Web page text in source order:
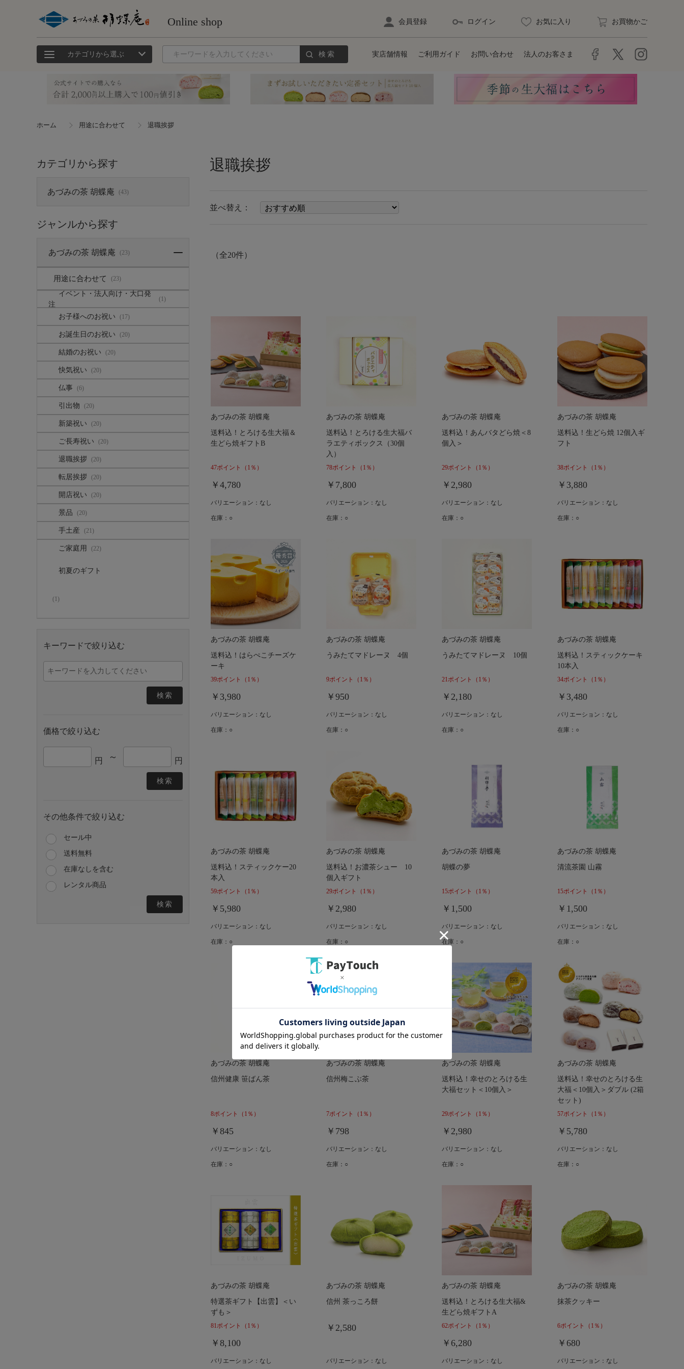
会員登録 ログイン お気に入り お買物かご
カテゴリから選ぶ 検索 実店舗情報 ご利用ガイド お問い合わせ 法人のお客さま
ホーム 用途に合わせて 退職挨拶
カテゴリから探す
あづみの茶 胡蝶庵 (43)
ジャンルから探す
あづみの茶 胡蝶庵 (23)
用途に合わせて (23)
イベント・法人向け・大口発
注
(1)
お子様へのお祝い (17)
お誕生日のお祝い (20)
結婚のお祝い (20)
快気祝い (20)
仏事 (6)
引出物 (20)
新築祝い (20)
ご長寿祝い (20)
退職挨拶 (20)
転居挨拶 (20)
開店祝い (20)
景品 (20)
手土産 (21)
ご家庭用 (22)
初夏のギフト
(1)
キーワードで絞り込む
検索
価格で絞り込む
円 ～ 円
検索
その他条件で絞り込む
セール中
送料無料
在庫なしを含む
レンタル商品
検索
退職挨拶
並べ替え：
（全20件）
あづみの茶 胡蝶庵
送料込！とろける生大福＆
生どら焼ギフトB
47ポイント （1％）
￥4,780
バリエーション：なし
在庫：○
あづみの茶 胡蝶庵
送料込！とろける生大福バ
ラエティボックス（30個
入）
78ポイント （1％）
￥7,800
バリエーション：なし
在庫：○
あづみの茶 胡蝶庵
送料込！あんバタどら焼＜8
個入＞
29ポイント （1％）
￥2,980
バリエーション：なし
在庫：○
あづみの茶 胡蝶庵
送料込！生どら焼 12個入ギ
フト
38ポイント （1％）
￥3,880
バリエーション：なし
在庫：○
あづみの茶 胡蝶庵
送料込！はらぺこチーズケ
ーキ
39ポイント （1％）
￥3,980
バリエーション：なし
在庫：○
あづみの茶 胡蝶庵
うみたてマドレーヌ 4個
9ポイント （1％）
￥950
バリエーション：なし
在庫：○
あづみの茶 胡蝶庵
うみたてマドレーヌ 10個
21ポイント （1％）
￥2,180
バリエーション：なし
在庫：○
あづみの茶 胡蝶庵
送料込！スティックケーキ
10本入
34ポイント （1％）
￥3,480
バリエーション：なし
在庫：○
あづみの茶 胡蝶庵
送料込！スティックケー20
本入
59ポイント （1％）
￥5,980
バリエーション：なし
在庫：○
あづみの茶 胡蝶庵
送料込！お濃茶シュー 10
個入ギフト
29ポイント （1％）
￥2,980
バリエーション：なし
在庫：○
あづみの茶 胡蝶庵
胡蝶の夢
15ポイント （1％）
￥1,500
バリエーション：なし
在庫：○
あづみの茶 胡蝶庵
清流茶園 山霧
15ポイント （1％）
￥1,500
バリエーション：なし
在庫：○
あづみの茶 胡蝶庵
信州健康 笹ばん茶
8ポイント （1％）
￥845
バリエーション：なし
在庫：○
あづみの茶 胡蝶庵
信州梅こぶ茶
7ポイント （1％）
￥798
バリエーション：なし
在庫：○
あづみの茶 胡蝶庵
送料込！幸せのとろける生
大福セット＜10個入＞
29ポイント （1％）
￥2,980
バリエーション：なし
在庫：○
あづみの茶 胡蝶庵
送料込！幸せのとろける生
大福＜10個入＞ダブル (2箱
セット)
57ポイント （1％）
￥5,780
バリエーション：なし
在庫：○
あづみの茶 胡蝶庵
特選茶ギフト【出雲】＜い
ずも＞
81ポイント （1％）
￥8,100
バリエーション：なし
あづみの茶 胡蝶庵
信州 茶っころ餅
￥2,580
バリエーション：なし
あづみの茶 胡蝶庵
送料込！とろける生大福&
生どら焼ギフトA
62ポイント （1％）
￥6,280
バリエーション：なし
あづみの茶 胡蝶庵
抹茶クッキー
6ポイント （1％）
￥680
バリエーション：なし